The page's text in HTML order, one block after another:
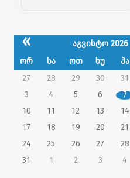
« აგვისტო 2026
ორ სა ოთ ხუ პა
27
28 29 30 31
3
4 5 6 7
10
11 12 13 14
17
18 19 20 21
24
25 26 27 28
31
1 2 3 4